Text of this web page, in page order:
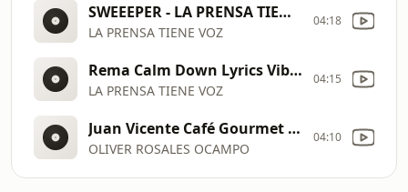
SWEEEPER - LA PRENSA TIENE VOZ PARAA OYENTES SABIOS
LA PRENSA TIENE VOZ
04:18
Rema Calm Down Lyrics Vibes Another banger Baby calm down calm down
LA PRENSA TIENE VOZ
04:15
Juan Vicente Café Gourmet El Café de la Gente
OLIVER ROSALES OCAMPO
04:10